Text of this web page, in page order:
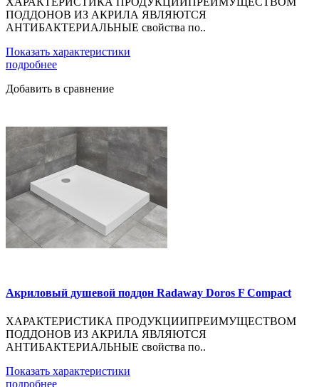
ПОДДОНОВ ИЗ АКРИЛА ЯВЛЯЮТСЯ
АНТИБАКТЕРИАЛЬНЫЕ свойства по..
Показать характеристики
подробнее
Добавить в сравнение
Акриловый душевой поддон Radaway Doros F Compact
ХАРАКТЕРИСТИКА ПРОДУКЦИИПРЕИМУЩЕСТВОМ
ПОДДОНОВ ИЗ АКРИЛА ЯВЛЯЮТСЯ
АНТИБАКТЕРИАЛЬНЫЕ свойства по..
Показать характеристики
подробнее